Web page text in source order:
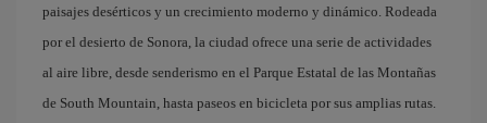
paisajes desérticos y un crecimiento moderno y dinámico. Rodeada
por el desierto de Sonora, la ciudad ofrece una serie de actividades
al aire libre, desde senderismo en el Parque Estatal de las Montañas
de South Mountain, hasta paseos en bicicleta por sus amplias rutas.